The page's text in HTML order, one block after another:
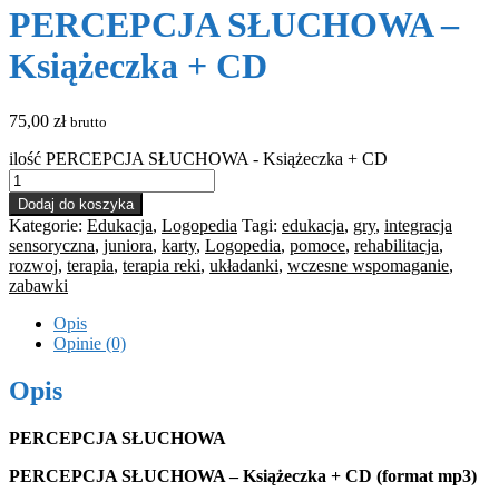
PERCEPCJA SŁUCHOWA –
Książeczka + CD
75,00 zł brutto
ilość PERCEPCJA SŁUCHOWA - Książeczka + CD
Dodaj do koszyka
Kategorie: Edukacja, Logopedia Tagi: edukacja, gry, integracja
sensoryczna, juniora, karty, Logopedia, pomoce, rehabilitacja,
rozwoj, terapia, terapia reki, układanki, wczesne wspomaganie,
zabawki
Opis
Opinie (0)
Opis
PERCEPCJA SŁUCHOWA
PERCEPCJA SŁUCHOWA – Książeczka + CD (format mp3)